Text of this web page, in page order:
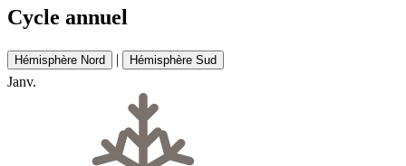
Cycle annuel
Hémisphère Nord | Hémisphère Sud
Janv.